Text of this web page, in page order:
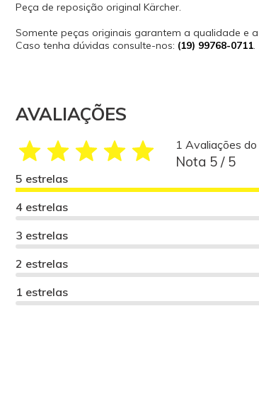
Peça de reposição original Kärcher.
Somente peças originais garantem a qualidade e
Caso tenha dúvidas consulte-nos: (19) 99768-0711.
AVALIAÇÕES
1 Avaliações
Nota 5 / 5
5 estrelas
4 estrelas
3 estrelas
2 estrelas
1 estrelas